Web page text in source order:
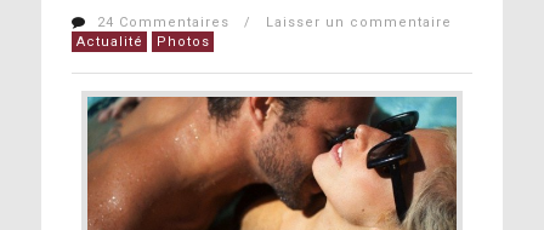
24 Commentaires / Laisser un commentaire
Actualité
Photos